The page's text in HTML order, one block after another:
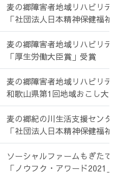
麦の郷障害者地域リハビリ
「社団法人日本精神保健福
麦の郷障害者地域リハビリ
「厚生労働大臣賞」受賞
麦の郷障害者地域リハビリ
和歌山県第1回地域おこし大
麦の郷紀の川生活支援セン
「社団法人日本精神保健福
ソーシャルファームもぎたて
「ノウフク・アワード2021